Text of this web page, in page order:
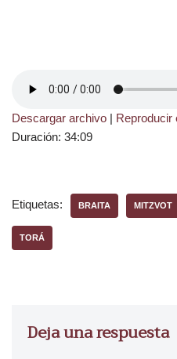
Descargar archivo | Reproducir
Duración: 34:09
Etiquetas: BRAITA MITZVOT
TORÁ
Deja una respuesta